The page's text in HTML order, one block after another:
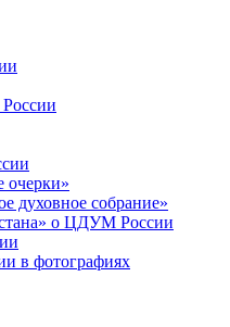
очерки»
духовное собрание»
о ЦДУМ России
в фотографиях